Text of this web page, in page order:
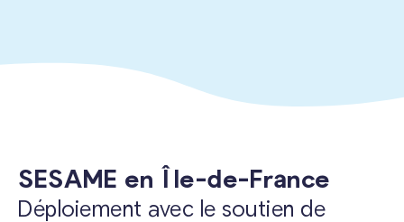
SESAME en Île-de-France
Déploiement avec le soutien de